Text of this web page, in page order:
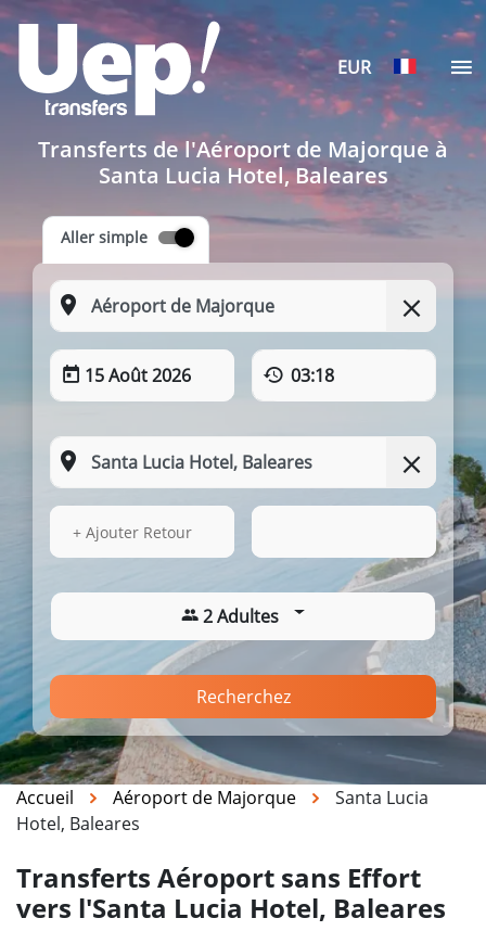
EUR
Transferts de l'Aéroport de Majorque à
Santa Lucia Hotel, Baleares
Aller simple
15 Août 2026 03:18
15 Août 2026
+ Ajouter Retour
2 Adultes
Recherchez
Accueil Aéroport de Majorque
Santa Lucia
Hotel, Baleares
Transferts Aéroport sans Effort
vers l'Santa Lucia Hotel, Baleares